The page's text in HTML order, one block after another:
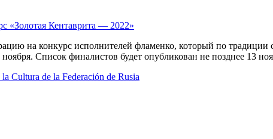
«Золотая Кентаврита — 2022»
на конкурс исполнителей фламенко, который по
Список финалистов будет опубликован не позднее 13
Cultura de la Federación de Rusia